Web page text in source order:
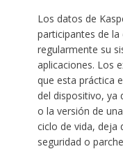
Los datos de
participantes de
regularmente su
aplicaciones. Los
que esta práctica
del dispositivo, ya
o la versión de
ciclo de vida, deja
seguridad o